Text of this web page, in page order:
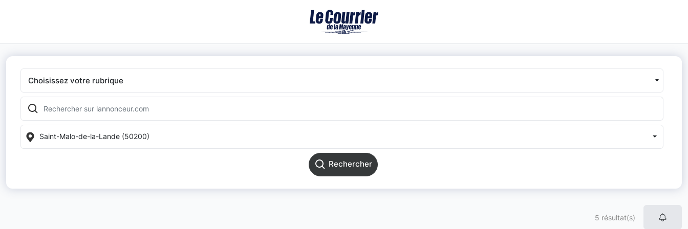
Choisissez votre rubrique
Saint-Malo-de-la-Lande (50200)
Rechercher
5 résultat(s)